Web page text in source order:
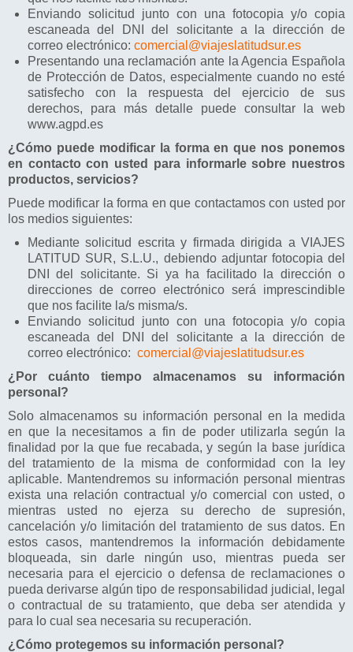
Enviando solicitud junto con una fotocopia y/o copia
escaneada del DNI del solicitante a la dirección de
correo electrónico: comercial@viajeslatitudsur.es
Presentando una reclamación ante la Agencia Española
de Protección de Datos, especialmente cuando no esté
satisfecho con la respuesta del ejercicio de sus
derechos, para más detalle puede consultar la web
www.agpd.es
¿Cómo puede modificar la forma en que nos ponemos
en contacto con usted para informarle sobre nuestros
productos, servicios?
Puede modificar la forma en que contactamos con usted por
los medios siguientes:
Mediante solicitud escrita y firmada dirigida a VIAJES
LATITUD SUR, S.L.U., debiendo adjuntar fotocopia del
DNI del solicitante. Si ya ha facilitado la dirección o
direcciones de correo electrónico será imprescindible
que nos facilite la/s misma/s.
Enviando solicitud junto con una fotocopia y/o copia
escaneada del DNI del solicitante a la dirección de
correo electrónico: comercial@viajeslatitudsur.es
¿Por cuánto tiempo almacenamos su información
personal?
Solo almacenamos su información personal en la medida
en que la necesitamos a fin de poder utilizarla según la
finalidad por la que fue recabada, y según la base jurídica
del tratamiento de la misma de conformidad con la ley
aplicable. Mantendremos su información personal mientras
exista una relación contractual y/o comercial con usted, o
mientras usted no ejerza su derecho de supresión,
cancelación y/o limitación del tratamiento de sus datos. En
estos casos, mantendremos la información debidamente
bloqueada, sin darle ningún uso, mientras pueda ser
necesaria para el ejercicio o defensa de reclamaciones o
pueda derivarse algún tipo de responsabilidad judicial, legal
o contractual de su tratamiento, que deba ser atendida y
para lo cual sea necesaria su recuperación.
¿Cómo protegemos su información personal?